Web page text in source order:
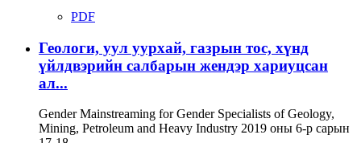
PDF
Геологи, уул уурхай, газрын тос, хүнд
үйлдвэрийн салбарын жендэр хариуцсан
ал...
Gender Mainstreaming for Gender Specialists of Geology,
Mining, Petroleum and Heavy Industry 2019 оны 6-р сарын